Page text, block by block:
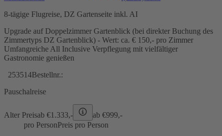
8-tägige Flugreise, DZ Gartenseite inkl. AI
Upgrade auf Doppelzimmer Gartenblick (bei direkter Buchung des
Zimmertyps DZ Gartenblick) - Wert: ca. € 150,- pro Zimmer
Umfangreiche All Inclusive Verpflegung mit vielfältiger
Gastronomie genießen
253514Bestellnr.:
Pauschalreise
Alter Preisab €1.333,- ab €999,-
pro PersonPreis pro Person